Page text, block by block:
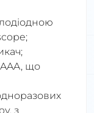
що
з